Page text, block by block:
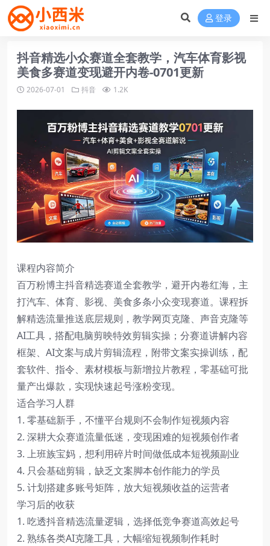
登录
抖音精选小众赛道全套教学，汽车体育影视
美食多赛道变现避开内卷-0701更新
2026-07-01 抖音 1.2K
课程内容简介
百万粉博主抖音精选赛道全套教学，避开内卷红海，主
打汽车、体育、影视、美食多条小众变现赛道。课程拆
解精选流量推送底层规则，教学网页克隆、声音克隆等
AI工具，搭配电脑剪映特效剪辑实操；分赛道讲解内容
框架、AI文案与成片剪辑流程，附带文案实操训练，配
套软件、指令、素材模板与新增拉片教程，零基础可批
量产出爆款，实现快速起号涨粉变现。
适合学习人群
1. 零基础新手，不懂平台规则不会制作短视频内容
2. 深耕大众赛道流量低迷，变现困难的短视频创作者
3. 上班族宝妈，想利用碎片时间做低成本短视频副业
4. 只会基础剪辑，缺乏文案脚本创作能力的学员
5. 计划搭建多账号矩阵，放大短视频收益的运营者
学习后的收获
1. 吃透抖音精选流量逻辑，选择低竞争赛道高效起号
2. 熟练各类AI克隆工具，大幅缩短视频制作耗时